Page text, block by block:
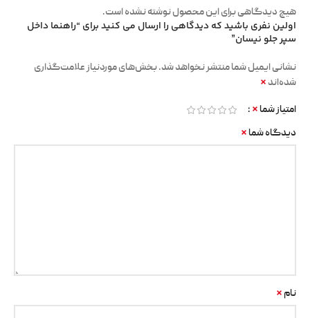
هیچ دیدگاهی برای این محصول نوشته نشده است.
اولین نفری باشید که دیدگاهی را ارسال می کنید برای “راهنما داخل
سپر جلو نیسان”
نشانی ایمیل شما منتشر نخواهد شد.بخش‌های موردنیاز علامت‌گذاری
شده‌اند *
امتیاز شما *
دیدگاه شما *
نام *